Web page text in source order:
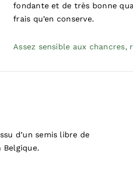
fondante et de très bonne
frais qu’en conserve.
Assez sensible aux chancres,
d’un semis libre de
Belgique.